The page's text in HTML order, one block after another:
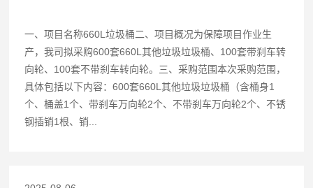
一、项目名称660L垃圾桶二、项目概况为保障项目作业生
产，我司拟采购600套660L其他垃圾垃圾桶、100套带刹车转
向轮、100套不带刹车转向轮。三、采购范围本次采购范围，
具体包括以下内容：600套660L其他垃圾垃圾桶（含桶身1
个、桶盖1个、带刹车万向轮2个、不带刹车万向轮2个、不锈
钢插销1根、销...